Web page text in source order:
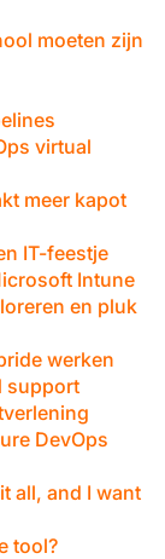
moeten zijn
virtual
meer kapot
IT-feestje
Intune
en pluk
werken
support
DevOps
all, and I want
tool?